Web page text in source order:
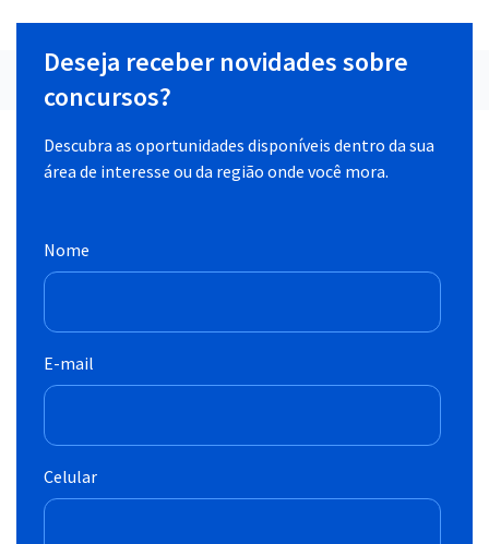
Deseja receber novidades sobre
concursos?
Descubra as oportunidades disponíveis dentro da sua
área de interesse ou da região onde você mora.
Nome
E-mail
Celular